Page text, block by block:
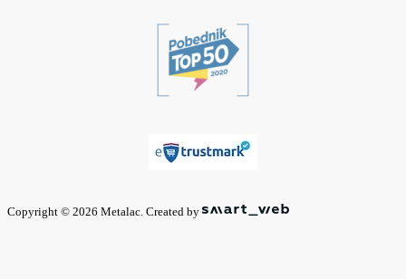
Copyright © 2026 Metalac. Created by